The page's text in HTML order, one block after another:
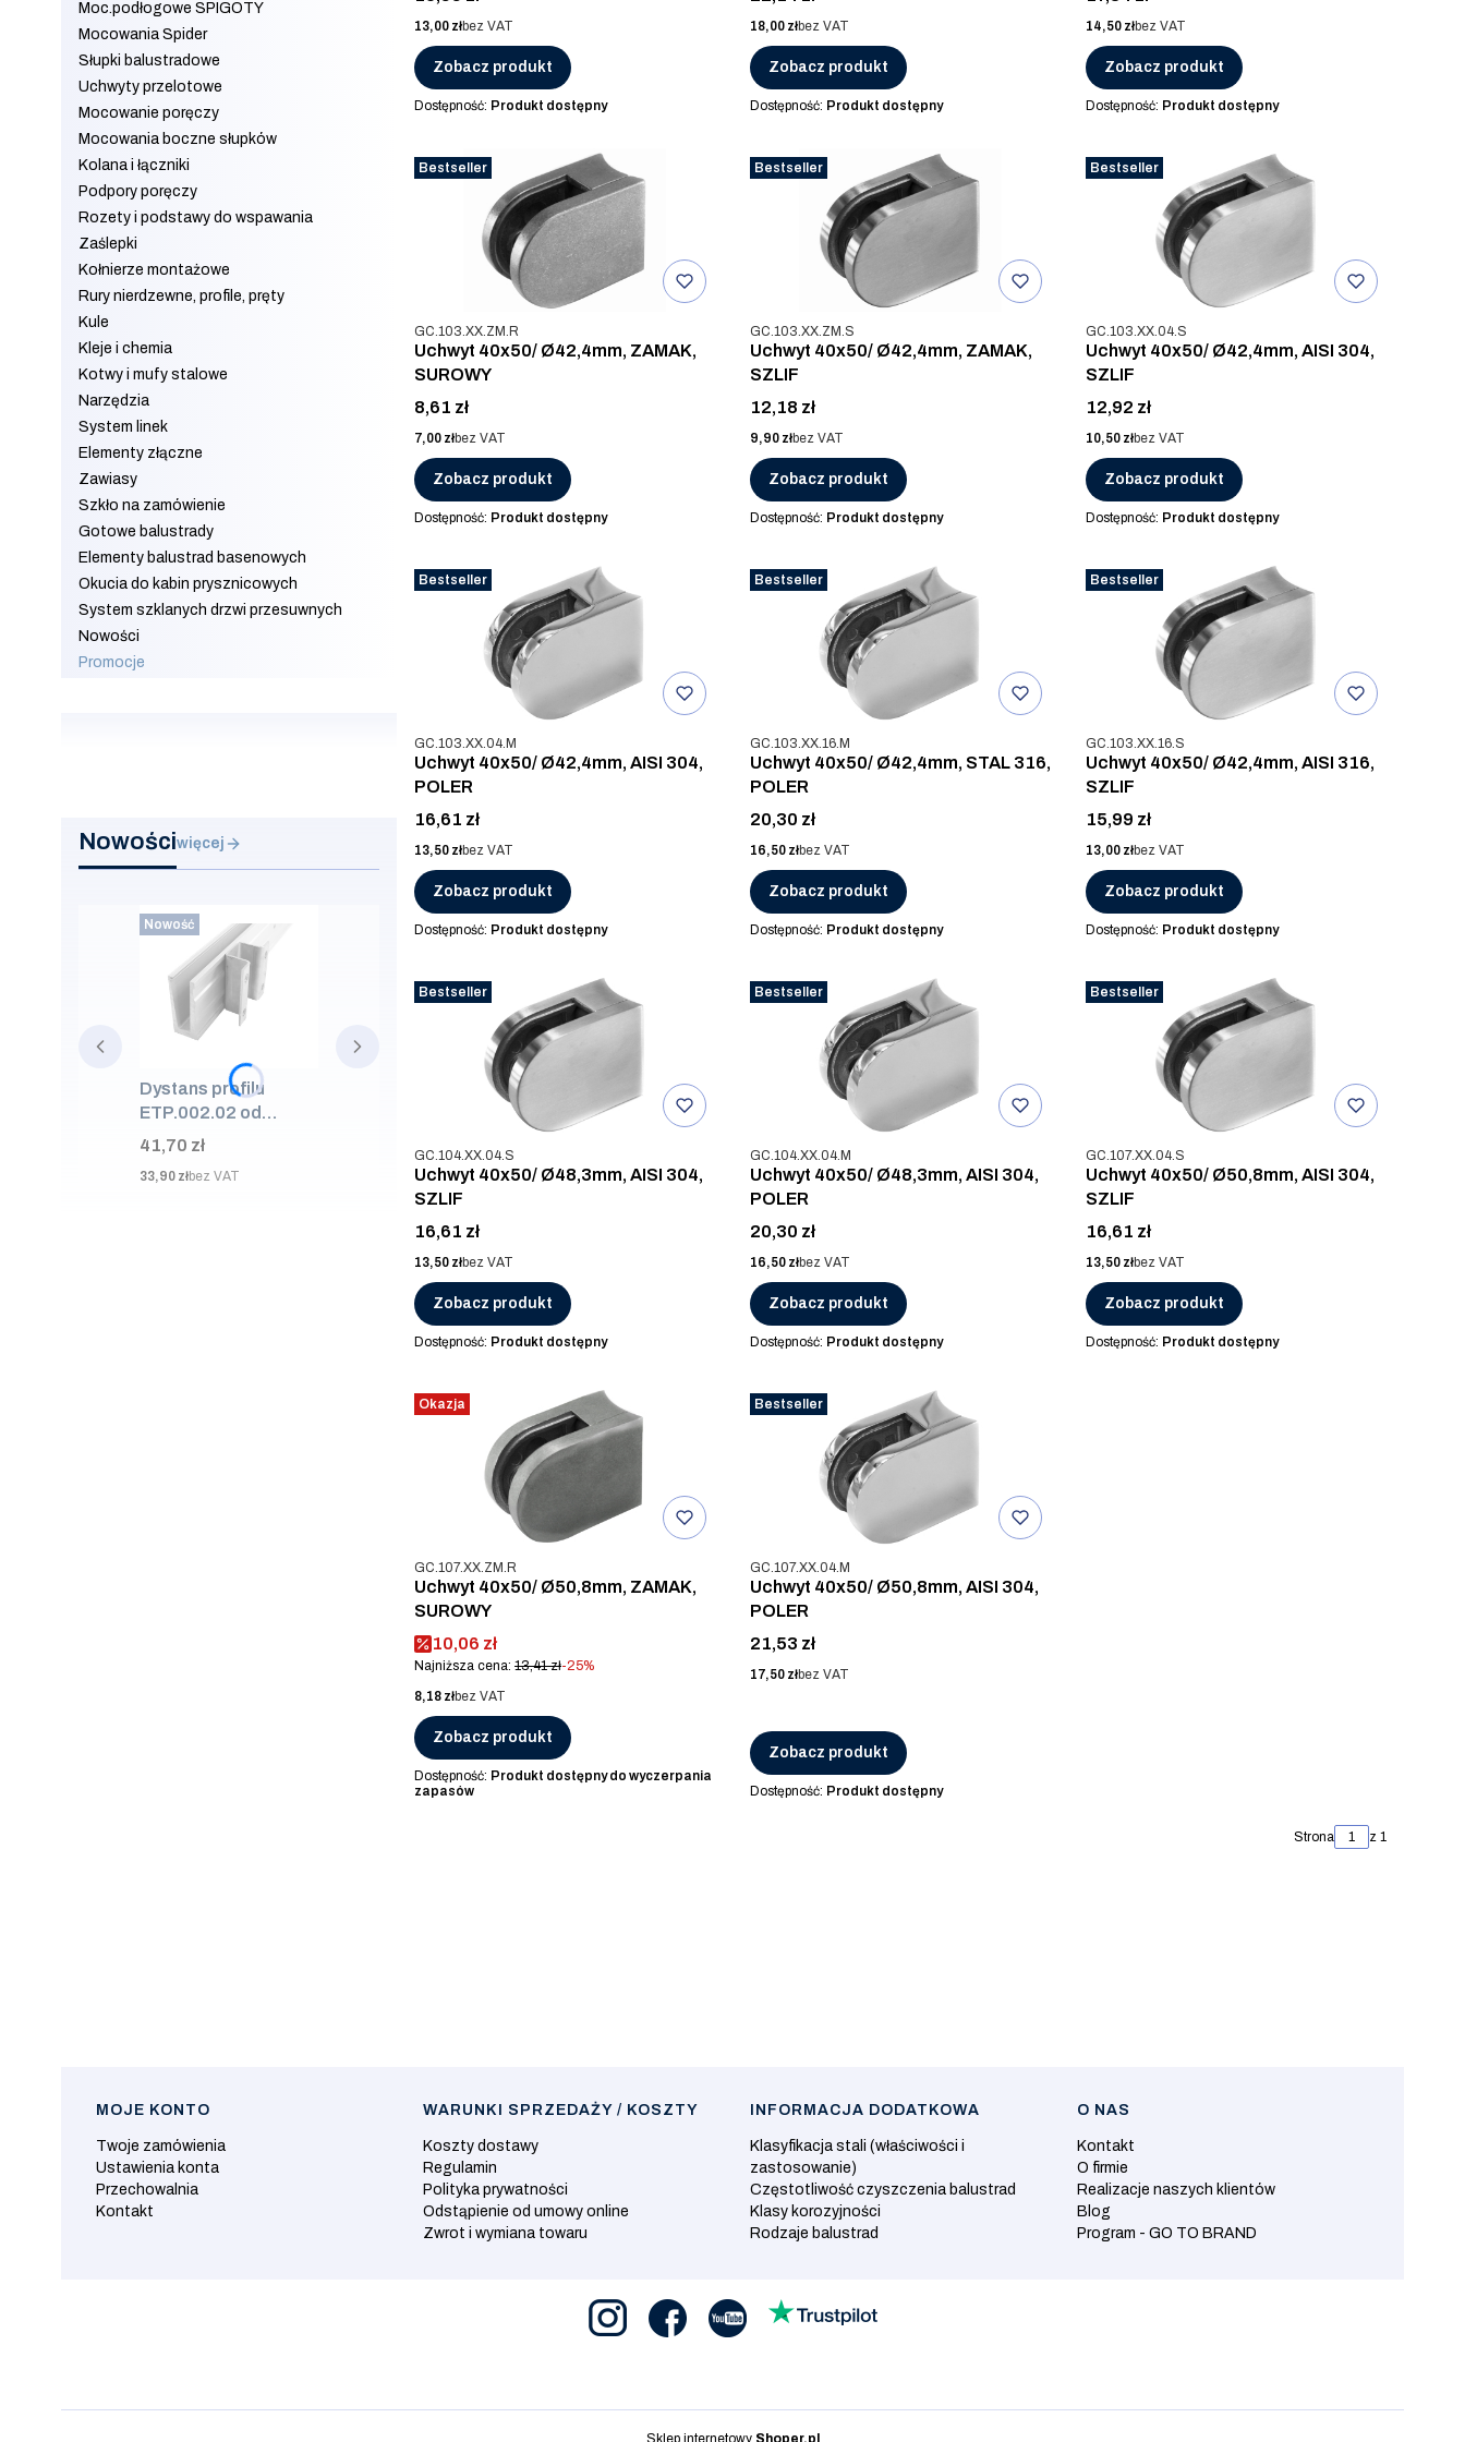
Moc.podłogowe SPIGOTY
Mocowania Spider
Słupki balustradowe
Uchwyty przelotowe
Mocowanie poręczy
Mocowania boczne słupków
Kolana i łączniki
Podpory poręczy
Rozety i podstawy do wspawania
Zaślepki
Kołnierze montażowe
Rury nierdzewne, profile, pręty
Kule
Kleje i chemia
Kotwy i mufy stalowe
Narzędzia
System linek
Elementy złączne
Zawiasy
Szkło na zamówienie
Gotowe balustrady
Elementy balustrad basenowych
Okucia do kabin prysznicowych
System szklanych drzwi przesuwnych
Nowości
Promocje
Nowościwięcej
Nowość
Dystans profilu
ETP.002.02 od
ściany 50mm, AISI
304, SUROWA
Cena
41,70 zł
Cena
33,90 złbez VAT
Cena
13,00 złbez VAT
Zobacz produkt
Dostępność: Produkt dostępny
Cena
18,00 złbez VAT
Zobacz produkt
Dostępność: Produkt dostępny
Cena
14,50 złbez VAT
Zobacz produkt
Dostępność: Produkt dostępny
Bestseller
Kod produktu
GC.103.XX.ZM.R
Uchwyt 40x50/ Ø42,4mm, ZAMAK,
SUROWY
Cena
8,61 zł
Cena
7,00 złbez VAT
Zobacz produkt
Dostępność: Produkt dostępny
Bestseller
Kod produktu
GC.103.XX.ZM.S
Uchwyt 40x50/ Ø42,4mm, ZAMAK,
SZLIF
Cena
12,18 zł
Cena
9,90 złbez VAT
Zobacz produkt
Dostępność: Produkt dostępny
Bestseller
Kod produktu
GC.103.XX.04.S
Uchwyt 40x50/ Ø42,4mm, AISI 304,
SZLIF
Cena
12,92 zł
Cena
10,50 złbez VAT
Zobacz produkt
Dostępność: Produkt dostępny
Bestseller
Kod produktu
GC.103.XX.04.M
Uchwyt 40x50/ Ø42,4mm, AISI 304,
POLER
Cena
16,61 zł
Cena
13,50 złbez VAT
Zobacz produkt
Dostępność: Produkt dostępny
Bestseller
Kod produktu
GC.103.XX.16.M
Uchwyt 40x50/ Ø42,4mm, STAL 316,
POLER
Cena
20,30 zł
Cena
16,50 złbez VAT
Zobacz produkt
Dostępność: Produkt dostępny
Bestseller
Kod produktu
GC.103.XX.16.S
Uchwyt 40x50/ Ø42,4mm, AISI 316,
SZLIF
Cena
15,99 zł
Cena
13,00 złbez VAT
Zobacz produkt
Dostępność: Produkt dostępny
Bestseller
Kod produktu
GC.104.XX.04.S
Uchwyt 40x50/ Ø48,3mm, AISI 304,
SZLIF
Cena
16,61 zł
Cena
13,50 złbez VAT
Zobacz produkt
Dostępność: Produkt dostępny
Bestseller
Kod produktu
GC.104.XX.04.M
Uchwyt 40x50/ Ø48,3mm, AISI 304,
POLER
Cena
20,30 zł
Cena
16,50 złbez VAT
Zobacz produkt
Dostępność: Produkt dostępny
Bestseller
Kod produktu
GC.107.XX.04.S
Uchwyt 40x50/ Ø50,8mm, AISI 304,
SZLIF
Cena
16,61 zł
Cena
13,50 złbez VAT
Zobacz produkt
Dostępność: Produkt dostępny
Okazja
Kod produktu
GC.107.XX.ZM.R
Uchwyt 40x50/ Ø50,8mm, ZAMAK,
SUROWY
Cena promocyjna
10,06 zł
Najniższa cena: 13,41 zł-25%
Cena
8,18 złbez VAT
Zobacz produkt
Dostępność: Produkt dostępny do wyczerpania
zapasów
Bestseller
Kod produktu
GC.107.XX.04.M
Uchwyt 40x50/ Ø50,8mm, AISI 304,
POLER
Cena
21,53 zł
Cena
17,50 złbez VAT
Zobacz produkt
Dostępność: Produkt dostępny
Strona z 1
Linki w stopce
MOJE KONTO
Twoje zamówienia
Ustawienia konta
Przechowalnia
Kontakt
WARUNKI SPRZEDAŻY / KOSZTY
Koszty dostawy
Regulamin
Polityka prywatności
Odstąpienie od umowy online
Zwrot i wymiana towaru
INFORMACJA DODATKOWA
Klasyfikacja stali (właściwości i
zastosowanie)
Częstotliwość czyszczenia balustrad
Klasy korozyjności
Rodzaje balustrad
O NAS
Kontakt
O firmie
Realizacje naszych klientów
Blog
Program - GO TO BRAND
Sklep internetowy Shoper.pl